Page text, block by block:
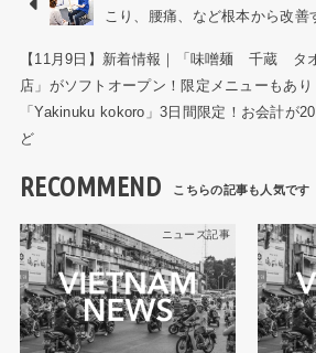
こり、腰痛、など根本から改善
【11月9日】新着情報｜「味噌麺 千蔵 タ
店」がソフトオープン！限定メニューもあり
「Yakinuku kokoro」3日間限定！お会計が
ど
RECOMMEND
ニュース記事